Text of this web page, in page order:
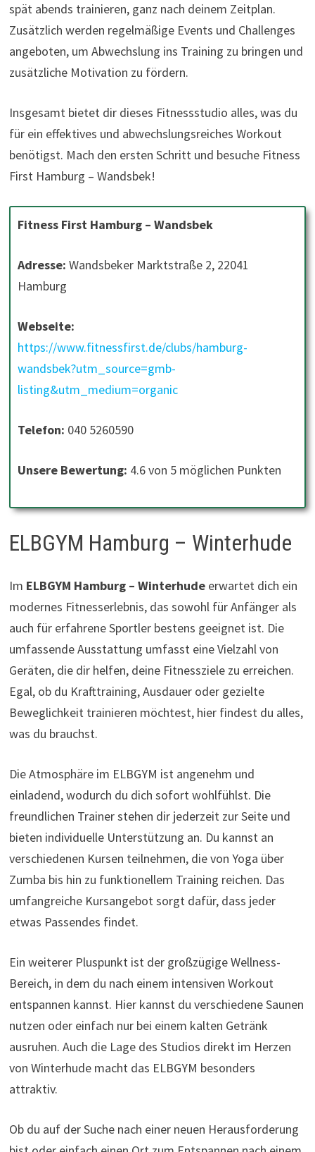
spät abends trainieren, ganz nach deinem Zeitplan.
Zusätzlich werden regelmäßige Events und Challenges
angeboten, um Abwechslung ins Training zu bringen und
zusätzliche Motivation zu fördern.
Insgesamt bietet dir dieses Fitnessstudio alles, was du
für ein effektives und abwechslungsreiches Workout
benötigst. Mach den ersten Schritt und besuche Fitness
First Hamburg – Wandsbek!
Fitness First Hamburg – Wandsbek
Adresse: Wandsbeker Marktstraße 2, 22041
Hamburg
Webseite:
https://www.fitnessfirst.de/clubs/hamburg-
wandsbek?utm_source=gmb-
listing&utm_medium=organic
Telefon: 040 5260590
Unsere Bewertung: 4.6 von 5 möglichen Punkten
ELBGYM Hamburg – Winterhude
Im ELBGYM Hamburg – Winterhudeerwartet dich ein
modernes Fitnesserlebnis, das sowohl für Anfänger als
auch für erfahrene Sportler bestens geeignet ist. Die
umfassende Ausstattung umfasst eine Vielzahl von
Geräten, die dir helfen, deine Fitnessziele zu erreichen.
Egal, ob du Krafttraining, Ausdauer oder gezielte
Beweglichkeit trainieren möchtest, hier findest du alles,
was du brauchst.
Die Atmosphäre im ELBGYM ist angenehm und
einladend, wodurch du dich sofort wohlfühlst. Die
freundlichen Trainer stehen dir jederzeit zur Seite und
bieten individuelle Unterstützung an. Du kannst an
verschiedenen Kursen teilnehmen, die von Yoga über
Zumba bis hin zu funktionellem Training reichen. Das
umfangreiche Kursangebot sorgt dafür, dass jeder
etwas Passendes findet.
Ein weiterer Pluspunkt ist der großzügige Wellness-
Bereich, in dem du nach einem intensiven Workout
entspannen kannst. Hier kannst du verschiedene Saunen
nutzen oder einfach nur bei einem kalten Getränk
ausruhen. Auch die Lage des Studios direkt im Herzen
von Winterhude macht das ELBGYM besonders
attraktiv.
Ob du auf der Suche nach einer neuen Herausforderung